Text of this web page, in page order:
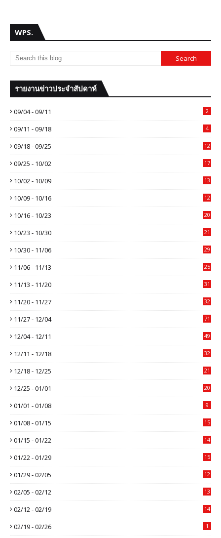
WPS.
รายงานข่าวประจำสัปดาห์
09/04 - 09/11 2
09/11 - 09/18 4
09/18 - 09/25 12
09/25 - 10/02 17
10/02 - 10/09 13
10/09 - 10/16 12
10/16 - 10/23 20
10/23 - 10/30 21
10/30 - 11/06 29
11/06 - 11/13 25
11/13 - 11/20 31
11/20 - 11/27 32
11/27 - 12/04 71
12/04 - 12/11 49
12/11 - 12/18 32
12/18 - 12/25 21
12/25 - 01/01 20
01/01 - 01/08 9
01/08 - 01/15 15
01/15 - 01/22 14
01/22 - 01/29 15
01/29 - 02/05 12
02/05 - 02/12 13
02/12 - 02/19 14
02/19 - 02/26 1